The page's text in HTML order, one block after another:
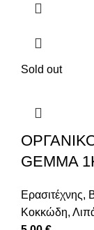
Sold out
GEMMA
Ερασιτέχνης,
Κοκκώδη,